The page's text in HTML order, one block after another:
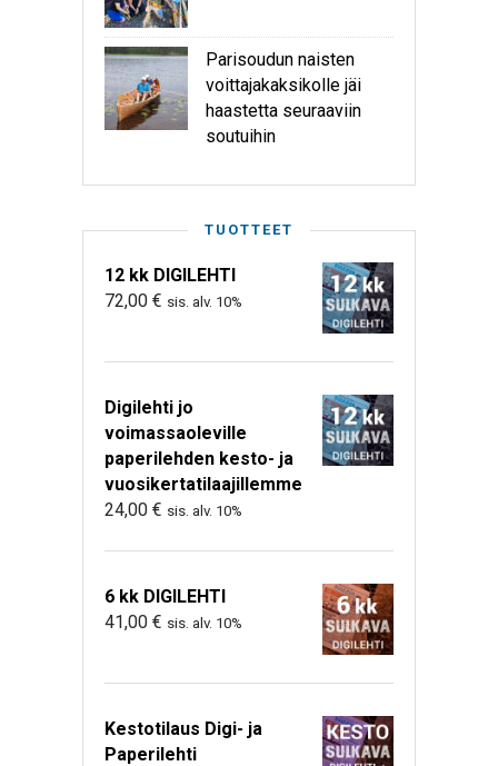
Parisoudun naisten
voittajakaksikolle jäi
haastetta seuraaviin
soutuihin
TUOTTEET
12 kk DIGILEHTI
72,00 € sis. alv. 10%
Digilehti jo
voimassaoleville
paperilehden kesto- ja
vuosikertatilaajillemme
24,00 € sis. alv. 10%
6 kk DIGILEHTI
41,00 € sis. alv. 10%
Kestotilaus Digi- ja
Paperilehti